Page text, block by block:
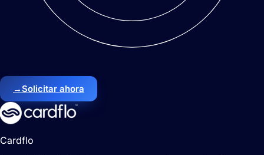
→Solicitar ahora
Cardflo